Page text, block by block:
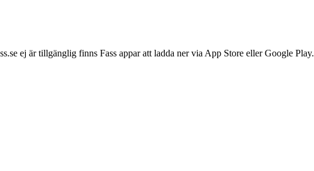
ej är tillgänglig finns Fass appar att ladda ner via App Store eller Google Play.